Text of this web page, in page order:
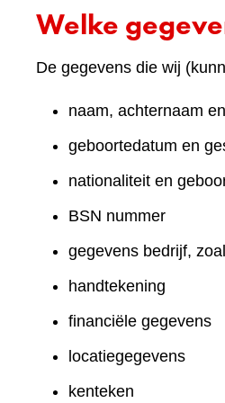
Welke
De gegevens die wij
naam, achternaam
geboortedatum en
nationaliteit en
BSN nummer
gegevens bedrijf,
handtekening
financiële gegevens
locatiegegevens
kenteken